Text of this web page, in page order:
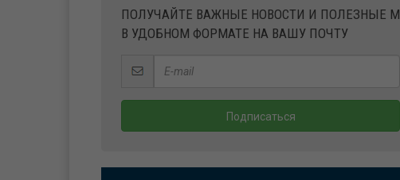
ПОЛУЧАЙТЕ ВАЖНЫЕ НОВОСТИ И ПОЛЕЗНЫЕ
В УДОБНОМ ФОРМАТЕ НА ВАШУ ПОЧТУ